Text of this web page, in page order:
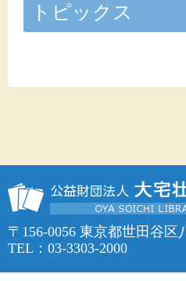
トピックス
〒156-0056 東京都世田谷区
TEL：03-3303-2000